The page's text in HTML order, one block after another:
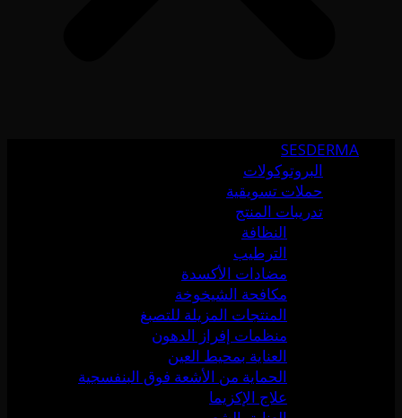
SESDERMA
البروتوكولات
حملات تسويقية
تدريبات المنتج
النظافة
الترطيب
مضادات الأكسدة
مكافحة الشيخوخة
المنتجات المزيلة للتصبغ
منظمات إفراز الدهون
العناية بمحيط العين
الحماية من الأشعة فوق البنفسجية
علاج الإكزيما